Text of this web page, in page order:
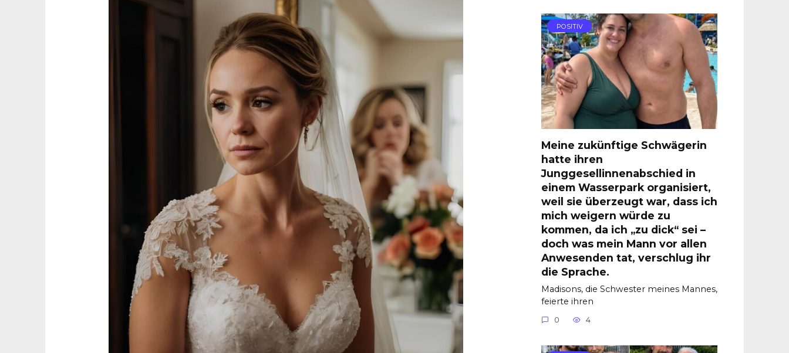
POSITIV
Meine zukünftige Schwägerin
hatte ihren
Junggesellinnenabschied in
einem Wasserpark organisiert,
weil sie überzeugt war, dass ich
mich weigern würde zu
kommen, da ich „zu dick“ sei –
doch was mein Mann vor allen
Anwesenden tat, verschlug ihr
die Sprache.
Madisons, die Schwester meines Mannes,
feierte ihren
0 4